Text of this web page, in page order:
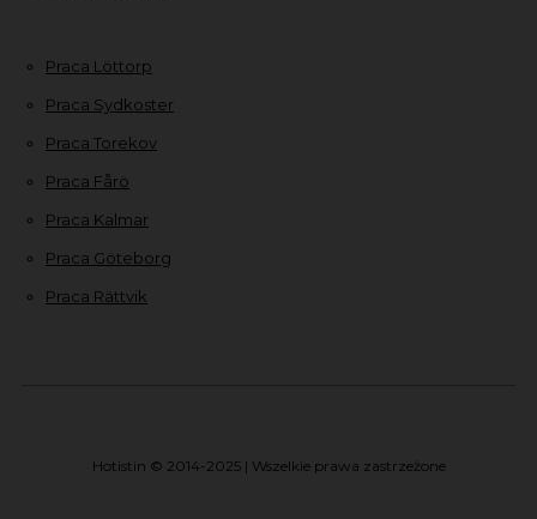
Praca Löttorp
Praca Sydkoster
Praca Torekov
Praca Fårö
Praca Kalmar
Praca Göteborg
Praca Rättvik
Hotistin © 2014-2025 | Wszelkie prawa zastrzeżone